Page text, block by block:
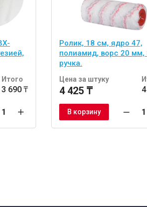
Итого
3 690 ₸
Ролик, 18 см, ядро 47,
полиамид, ворс 20 мм,
ручка.
Цена за штуку
4 425 ₸
В корзину